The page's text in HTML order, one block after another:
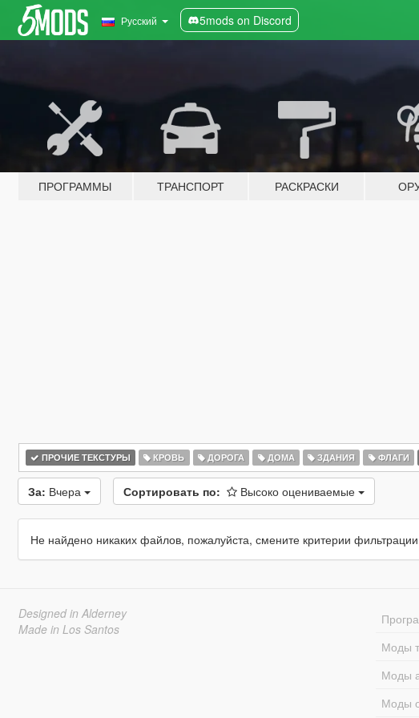
Русский 5mods on Discord
ПРОГРАММЫ ТРАНСПОРТ РАСКРАСКИ
ПРОЧИЕ ТЕКСТУРЫ КРОВЬ ДОРОГА ДОМА ЗДАНИЯ ФЛАГИ
За: Вчера Сортировать по: Высоко оцениваемые
Не найдено никаких файлов, пожалуйста, смените критерии
Designed in Alderney
Made in Los Santos
Моды
Моды
Моды